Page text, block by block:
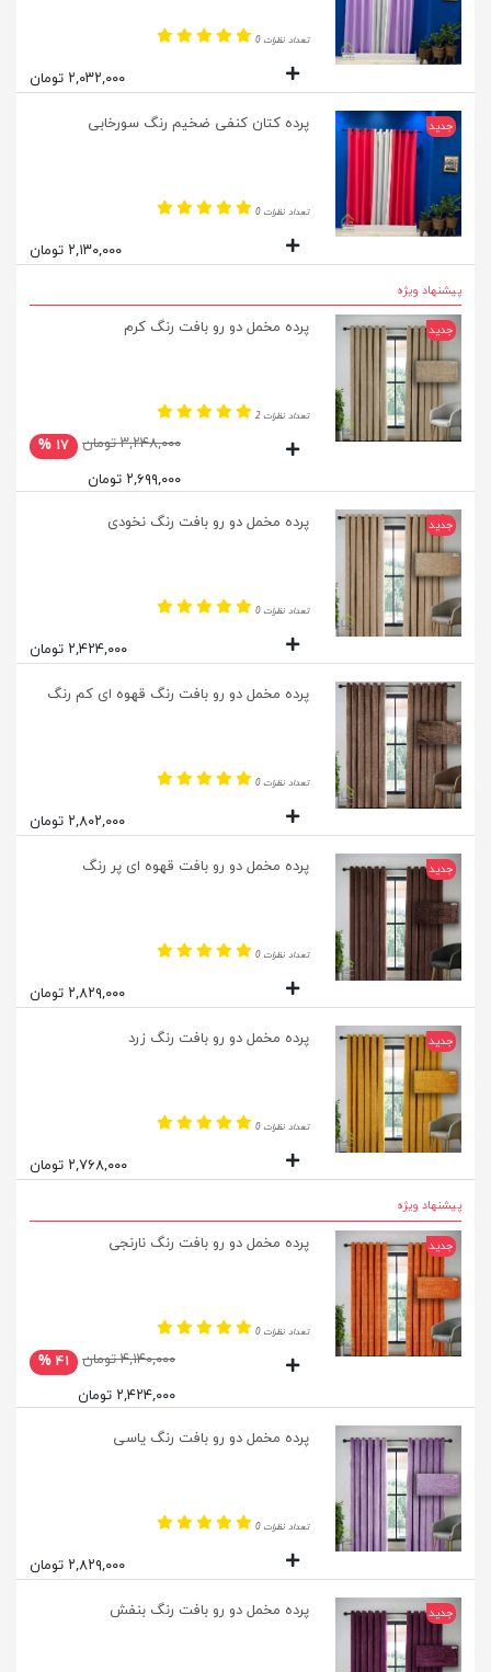
تعداد نظرات 0
۲,۰۳۲,۰۰۰ تومان
جدید پرده کتان کنفی ضخیم رنگ سورخابی
تعداد نظرات 0
۲,۱۳۰,۰۰۰ تومان
پیشنهاد ویژه
جدید پرده مخمل دو رو بافت رنگ کرم
تعداد نظرات 2
۳,۲۴۸,۰۰۰ تومان
۱۷ %
۲,۶۹۹,۰۰۰ تومان
جدید پرده مخمل دو رو بافت رنگ نخودی
تعداد نظرات 0
۲,۴۲۴,۰۰۰ تومان
پرده مخمل دو رو بافت رنگ قهوه ای کم رنگ
تعداد نظرات 0
۲,۸۰۲,۰۰۰ تومان
جدید پرده مخمل دو رو بافت قهوه ای پر رنگ
تعداد نظرات 0
۲,۸۲۹,۰۰۰ تومان
جدید پرده مخمل دو رو بافت رنگ زرد
تعداد نظرات 0
۲,۷۶۸,۰۰۰ تومان
پیشنهاد ویژه
جدید پرده مخمل دو رو بافت رنگ نارنجی
تعداد نظرات 0
۴,۱۴۰,۰۰۰ تومان
۴۱ %
۲,۴۲۴,۰۰۰ تومان
پرده مخمل دو رو بافت رنگ یاسی
تعداد نظرات 0
۲,۸۲۹,۰۰۰ تومان
جدید پرده مخمل دو رو بافت رنگ بنفش